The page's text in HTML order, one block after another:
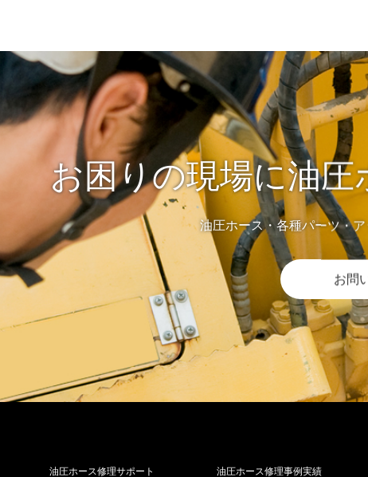
お困りの現場に油
油圧ホース・各種パーツ・
お問
油圧ホース修理サポート 油圧ホース修理事例実績